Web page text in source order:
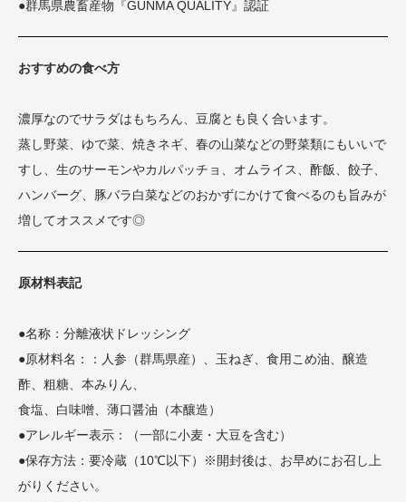
●群馬県農畜産物『GUNMA QUALITY』認証
おすすめの食べ方
濃厚なのでサラダはもちろん、豆腐とも良く合います。
蒸し野菜、ゆで菜、焼きネギ、春の山菜などの野菜類にもいいで
すし、 生のサーモンやカルパッチョ、オムライス、酢飯、餃子、
ハンバーグ、豚バラ白菜などのおかずにかけて食べるのも旨みが
増してオススメです◎
原材料表記
●名称：分離液状ドレッシング
●原材料名：：人参（群馬県産）、玉ねぎ、食用こめ油、醸造
酢、粗糖、本みりん、
食塩、白味噌、薄口醤油（本釀造）
●アレルギー表示：（一部に小麦・大豆を含む）
●保存方法：要冷蔵（10℃以下）※開封後は、お早めにお召し上
がりください。